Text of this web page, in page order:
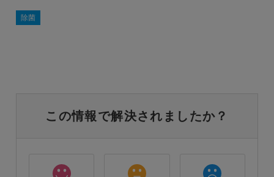
除菌
この情報で解決されましたか？